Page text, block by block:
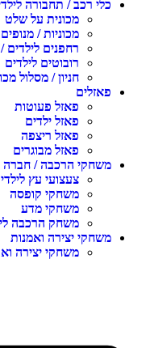
רכב / תחבורה לילדים
מכונית על שלט
מכוניות / מנופים לילדים
רחפנים לילדים /
רובוטים לילדים
חניון / מסלול מכוניות
פאזל פעוטות
פאזל ילדים
פאזל ריצפה
פאזל מבוגרים
הרכבה / חברה
צעצועי עץ לילדים
משחקי קופסה
משחקי מדע
משחק הרכבה לילדים
יצירה ואמנות
משחקי יצירה ואומנות